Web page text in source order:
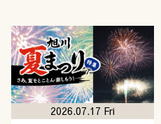
2026.07.17 Fri